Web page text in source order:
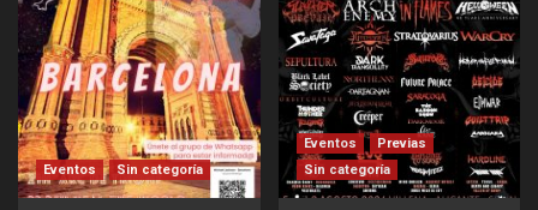
Eventos Sin categoría
Eventos
Previas
Sin categoría